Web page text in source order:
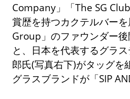
Company」「The SG
賞歴を持つカクテルバー
Group」のファウンダー
と、日本を代表するグラ
郎氏(写真右下)がタッグを
グラスブランドが「SIP